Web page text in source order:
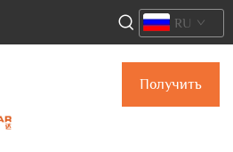
Получить
RU